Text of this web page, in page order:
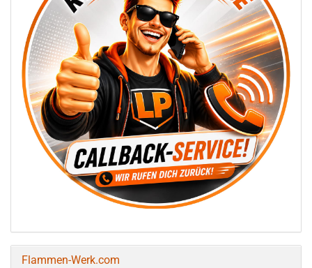
Flammen-Werk.com